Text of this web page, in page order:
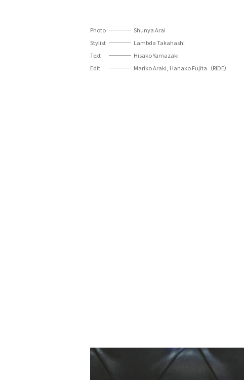
Photo
Shunya Arai
Stylist
Lambda Takahashi
Text
Hisako Yamazaki
Edit
Mariko Araki, Hanako Fujita（RIDE）